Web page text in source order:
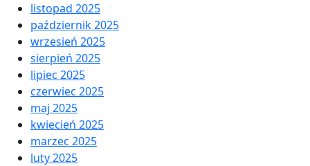
listopad 2025
październik 2025
wrzesień 2025
sierpień 2025
lipiec 2025
czerwiec 2025
maj 2025
kwiecień 2025
marzec 2025
luty 2025